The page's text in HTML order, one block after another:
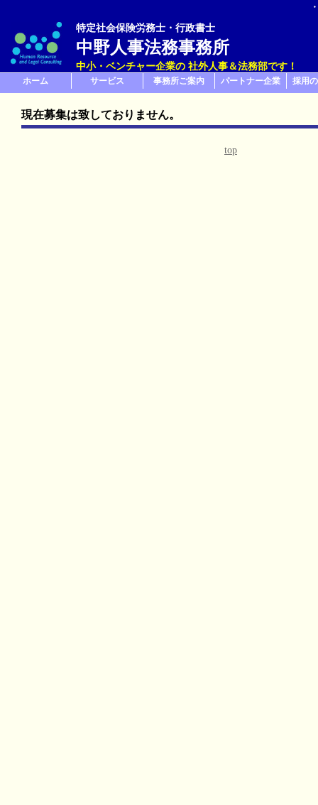
特定社会保険労務士・行政書士
中野人事法務事務所
中小・ベンチャー企業の 社外人事＆法務部です！
ホーム サービス 事務所ご案内 パートナー企業 採用
現在募集は致しておりません。
top